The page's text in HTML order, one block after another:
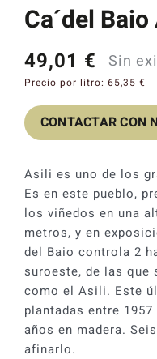
Ca´del
49,01 € Sin
Precio por litro: 65,35 €
CONTACTAR CON
Asili es uno de los
Es en este pueblo,
los viñedos en una
metros, y en
del Baio controla 2
suroeste, de las
como el Asili. Este
plantadas entre
años en madera.
afinarlo.